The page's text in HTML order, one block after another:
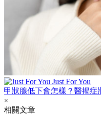
Just For You
甲狀腺低下會怎樣？醫揭
×
相關文章